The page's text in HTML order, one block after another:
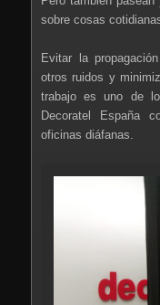
sobre cosas
Evitar la
otros ruidos y
trabajo es uno de
Decoratel España
oficinas diáfanas.